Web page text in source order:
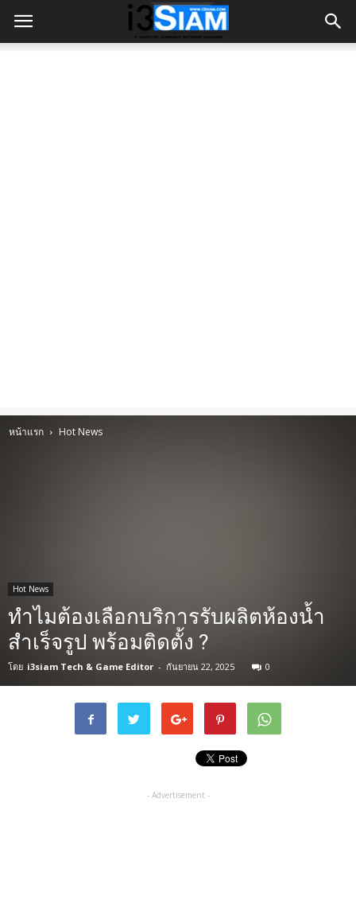
หน้าแรก Hot News
Hot News
ทำไมต้องเลือกบริการรับผลิตห้องน้ำ
สำเร็จรูป พร้อมติดตั้ง ?
โดย i3siam Tech & Game Editor - กันยายน 22, 2025 0
- Advertisement -